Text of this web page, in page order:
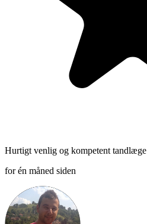
Hurtigt venlig og kompetent tandlæge
for én måned siden